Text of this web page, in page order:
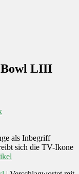
Bowl LIII
als Inbegriff
sich die TV-Ikone